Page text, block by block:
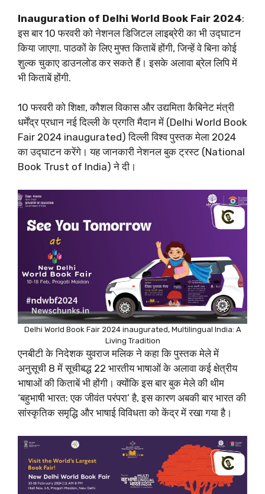
Inauguration of Delhi World Book Fair 2024:
इस बार 10 फरवरी को नेशनल डिजिटल लाइब्रेरी का भी उद्घाटन
किया जाएगा. पाठकों के लिए मुफ्त किताबें होंगी, जिन्हें वे बिना कोई
शुल्क चुकाए डाउनलोड कर सकते हैं। इसके अलावा ब्रेल लिपि में
भी किताबें होंगी.
10 फरवरी को शिक्षा, कौशल विकास और उद्यमिता कैबिनेट मंत्री
धर्मेंद्र प्रधान नई दिल्ली के प्रगति मैदान में (Delhi World Book
Fair 2024 inaugurated) दिल्ली विश्व पुस्तक मेला 2024
का उद्घाटन करेंगे। यह जानकारी नेशनल बुक ट्रस्ट (National
Book Trust of India) ने दी।
Delhi World Book Fair 2024 inaugurated, Multilingual India: A
Living Tradition
एनबीटी के निदेशक युवराज मलिक ने कहा कि पुस्तक मेले में
अनुसूची 8 में सूचीबद्ध 22 भारतीय भाषाओं के अलावा कई क्षेत्रीय
भाषाओं की किताबें भी होंगी। क्योंकि इस बार बुक मेले की थीम
‘बहुभाषी भारत: एक जीवंत परंपरा’ है, इस कारण अबकी बार भारत की
सांस्कृतिक समृद्धि और भाषाई विविधता को केंद्र में रखा गया है।